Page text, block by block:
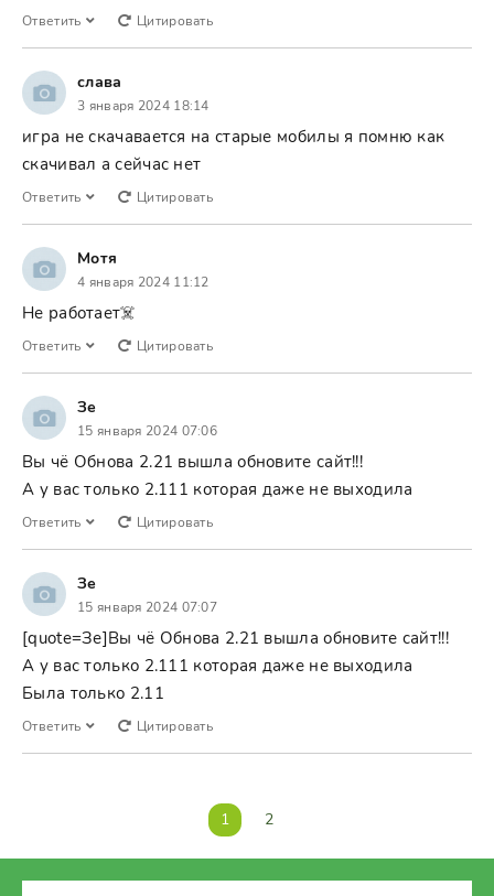
Ответить Цитировать
слава
3 января 2024 18:14
игра не скачавается на старые мобилы я помню как
скачивал а сейчас нет
Ответить Цитировать
Мотя
4 января 2024 11:12
Не работает☠️
Ответить Цитировать
Зе
15 января 2024 07:06
Вы чё Обнова 2.21 вышла обновите сайт!!!
А у вас только 2.111 которая даже не выходила
Ответить Цитировать
Зе
15 января 2024 07:07
[quote=Зе]Вы чё Обнова 2.21 вышла обновите сайт!!!
А у вас только 2.111 которая даже не выходила
Была только 2.11
Ответить Цитировать
1 2